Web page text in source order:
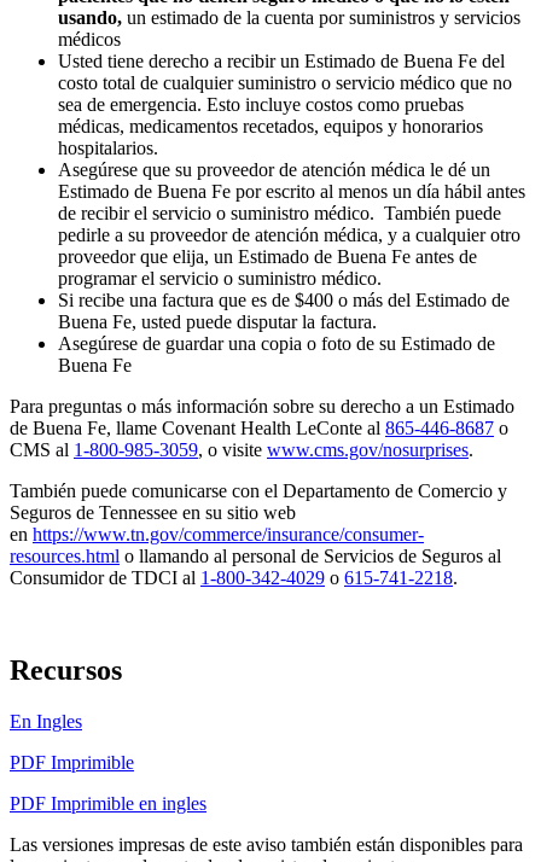
usando, un estimado de la cuenta por suministros y servicios
médicos
Usted tiene derecho a recibir un Estimado de Buena Fe del
costo total de cualquier suministro o servicio médico que no
sea de emergencia. Esto incluye costos como pruebas
médicas, medicamentos recetados, equipos y honorarios
hospitalarios.
Asegúrese que su proveedor de atención médica le dé un
Estimado de Buena Fe por escrito al menos un día hábil antes
de recibir el servicio o suministro médico. También puede
pedirle a su proveedor de atención médica, y a cualquier otro
proveedor que elija, un Estimado de Buena Fe antes de
programar el servicio o suministro médico.
Si recibe una factura que es de $400 o más del Estimado de
Buena Fe, usted puede disputar la factura.
Asegúrese de guardar una copia o foto de su Estimado de
Buena Fe
Para preguntas o más información sobre su derecho a un Estimado
de Buena Fe, llame Covenant Health LeConte al 865-446-8687 o
CMS al 1-800-985-3059, o visite www.cms.gov/nosurprises.
También puede comunicarse con el Departamento de Comercio y
Seguros de Tennessee en su sitio web
en https://www.tn.gov/commerce/insurance/consumer-
resources.html o llamando al personal de Servicios de Seguros al
Consumidor de TDCI al 1-800-342-4029 o 615-741-2218.
Recursos
En Ingles
PDF Imprimible
PDF Imprimible en ingles
Las versiones impresas de este aviso también están disponibles para